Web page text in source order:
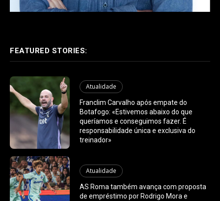
FEATURED STORIES:
Atualidade
Franclim Carvalho após empate do
Botafogo: «Estivemos abaixo do que
queríamos e conseguimos fazer. É
responsabilidade única e exclusiva do
treinador»
Atualidade
AS Roma também avança com proposta
de empréstimo por Rodrigo Mora e